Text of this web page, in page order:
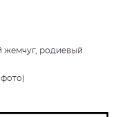
жемчуг, родиевый